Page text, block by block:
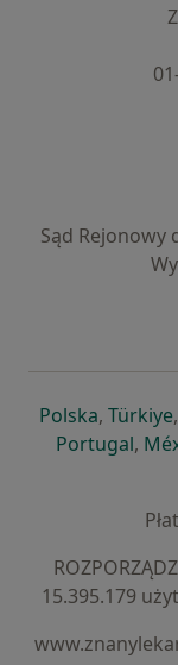
Sąd Rejonowy
Polskaotwiera
, Türkiye,
Portugal,
15.395.179